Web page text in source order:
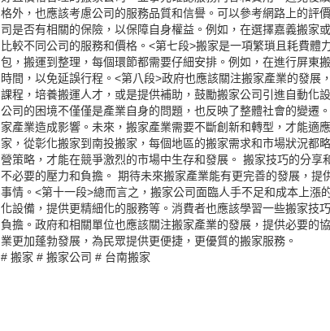
格外，也應該考慮公司的服務品質和信譽。可以參考網路上的評
司是否有相關的保險，以保障自身權益。例如，在選擇嘉義搬家或
比較不同公司的服務和價格。 <第七段>搬家是一項繁瑣且耗費體
包，搬運到整理，每個環節都需要仔細安排。例如，在進行屏東
時間，以免延誤行程。 <第八段>政府也應該關注搬家產業的發展
課程，培養搬運人才，或是提供補助，鼓勵搬家公司引進自動化
公司的困境不僅僅是產業自身的問題，也反映了整體社會的變遷
家產業造成影響。未來，搬家產業需要不斷創新和轉型，才能適
家，從彰化搬家到南投搬家，每個地區的搬家需求和市場狀況都
營策略，才能在競爭激烈的市場中生存和發展。 搬家技巧的分
不必要的壓力和負擔。 期待未來搬家產業能有更完善的發展，提
事情。 <第十一段>總而言之，搬家公司面臨人手不足和成本上漲
化設備，提供更精細化的服務等。消費者也應該學習一些搬家技
負擔。政府和相關單位也應該關注搬家產業的發展，提供必要的
業更加蓬勃發展，為民眾提供更便捷，更優質的搬家服務。
# 搬家 # 搬家公司 # 台南搬家